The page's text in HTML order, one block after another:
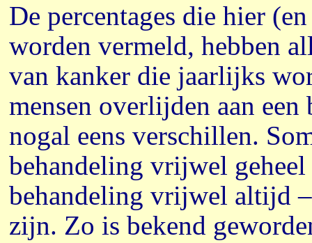
De percentages die hier
worden vermeld, hebben
van kanker die jaarlijks
mensen overlijden aan
nogal eens verschillen.
behandeling vrijwel
behandeling vrijwel altijd
zijn. Zo is bekend